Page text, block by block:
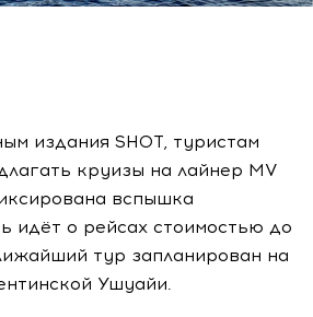
издания SHOT, туристам
круизы на лайнер MV
вспышка
идёт о рейсах стоимостью до
тур запланирован на
Ушуайи.